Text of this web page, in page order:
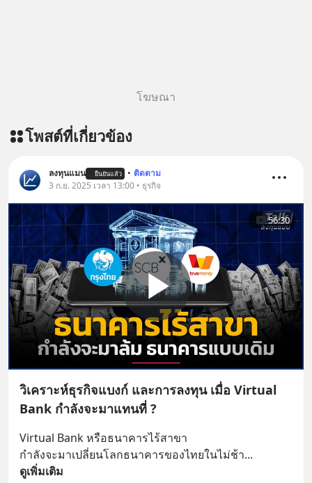
โฆษณา
โพสต์ที่เกี่ยวข้อง
ลงทุนแมน ยืนยันแล้ว • ติดตาม
3 ก.ย. 2025 เวลา 13:00 • ธุรกิจ
56:30
วิเคราะห์ธุรกิจแบงก์ และการลงทุน เมื่อ Virtual
Bank กำลังจะมาแทนที่ ?
Virtual Bank หรือธนาคารไร้สาขา
กำลังจะมาเปลี่ยนโลกธนาคารของไทยในไม่ช้า...
ดูเพิ่มเติม